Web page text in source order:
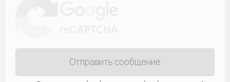
Отправить сообщение